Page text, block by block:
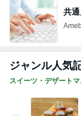
共
ジャンル人気
スイーツ・デザート